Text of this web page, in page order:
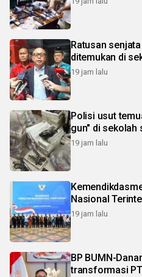
Ratusan
ditemukan di
19 jam lalu
Polisi usut
gun" di sekolah
19 jam lalu
Nasional
19 jam lalu
BP BUMN-
transformasi